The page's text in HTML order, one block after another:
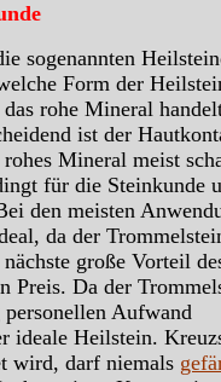
sogenannten
Form der
rohe Mineral
ist der
Mineral meist
für die Steinkunde
den meisten
da der
große Vorteil
Preis. Da der
Aufwand
ideale Heilstein.
wird, darf niemals